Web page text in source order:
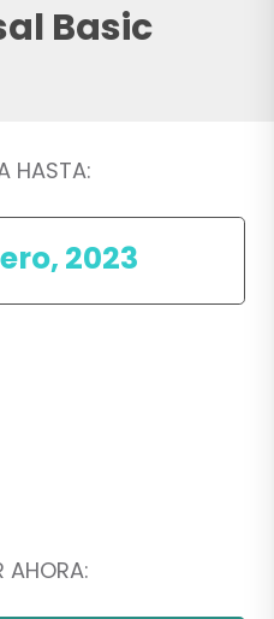
Basic
HASTA:
2023
AHORA: